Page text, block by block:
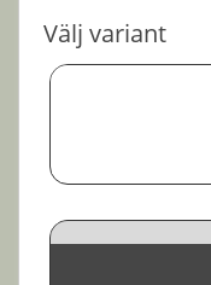
Välj variant